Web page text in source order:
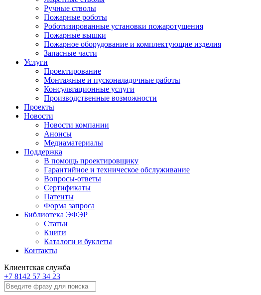
Ручные стволы
Пожарные роботы
Роботизированные установки пожаротушения
Пожарные вышки
Пожарное оборудование и комплектующие изделия
Запасные части
Услуги
Проектирование
Монтажные и пусконаладочные работы
Консультационные услуги
Производственные возможности
Проекты
Новости
Новости компании
Анонсы
Медиаматериалы
Поддержка
В помощь проектировщику
Гарантийное и техническое обслуживание
Вопросы-ответы
Сертификаты
Патенты
Форма запроса
Библиотека ЭФЭР
Статьи
Книги
Каталоги и буклеты
Контакты
Клиентская служба
+7 8142 57 34 23